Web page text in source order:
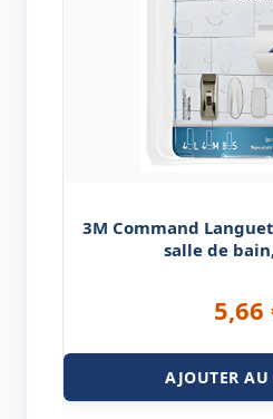
3M Command
salle de
5,66
AJOUTER AU